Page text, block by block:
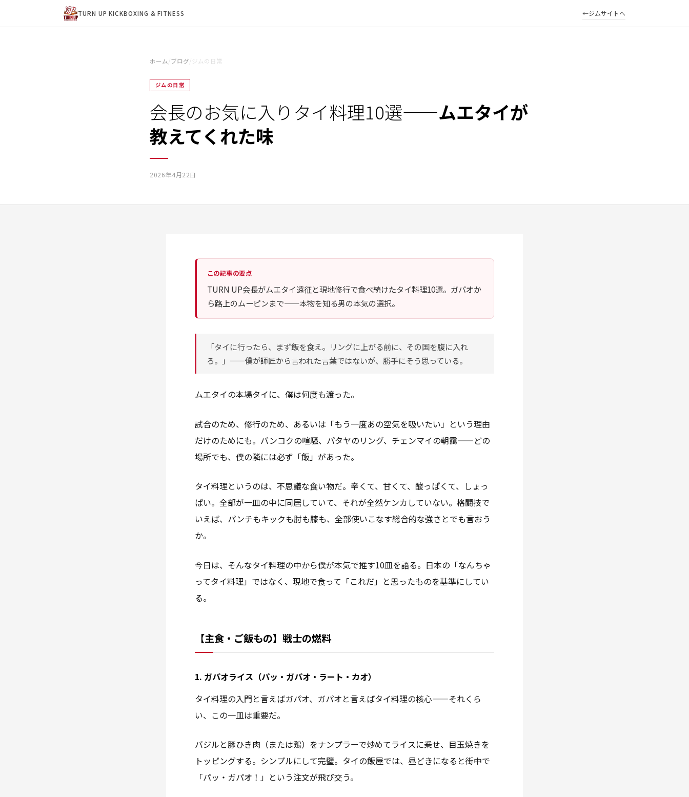
TURN UP KICKBOXING & FITNESS ジムサイトへ
ホーム/ブログ/ ジムの日常
ジムの日常
会長のお気に入りタイ料理10選——ムエタイが
教えてくれた味
2026年4月22日
この記事の要点
TURN UP会長がムエタイ遠征と現地修行で食べ続けたタイ料理10選。ガパオか
ら路上のムーピンまで——本物を知る男の本気の選択。
「タイに行ったら、まず飯を食え。リングに上がる前に、その国を腹に入れ
ろ。」——僕が師匠から言われた言葉ではないが、勝手にそう思っている。
ムエタイの本場タイに、僕は何度も渡った。
試合のため、修行のため、あるいは「もう一度あの空気を吸いたい」という理由
だけのためにも。バンコクの喧騒、パタヤのリング、チェンマイの朝靄——どの
場所でも、僕の隣には必ず「飯」があった。
タイ料理というのは、不思議な食い物だ。辛くて、甘くて、酸っぱくて、しょっ
ぱい。全部が一皿の中に同居していて、それが全然ケンカしていない。格闘技で
いえば、パンチもキックも肘も膝も、全部使いこなす総合的な強さとでも言おう
か。
今日は、そんなタイ料理の中から僕が本気で推す10皿を語る。日本の「なんちゃ
ってタイ料理」ではなく、現地で食って「これだ」と思ったものを基準にしてい
る。
【主食・ご飯もの】戦士の燃料
1. ガパオライス（パッ・ガパオ・ラート・カオ）
タイ料理の入門と言えばガパオ、ガパオと言えばタイ料理の核心——それくら
い、この一皿は重要だ。
バジルと豚ひき肉（または鶏）をナンプラーで炒めてライスに乗せ、目玉焼きを
トッピングする。シンプルにして完璧。タイの飯屋では、昼どきになると街中で
「パッ・ガパオ！」という注文が飛び交う。